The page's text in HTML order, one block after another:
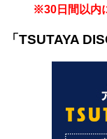
※30日間以内
「TSUTAYA